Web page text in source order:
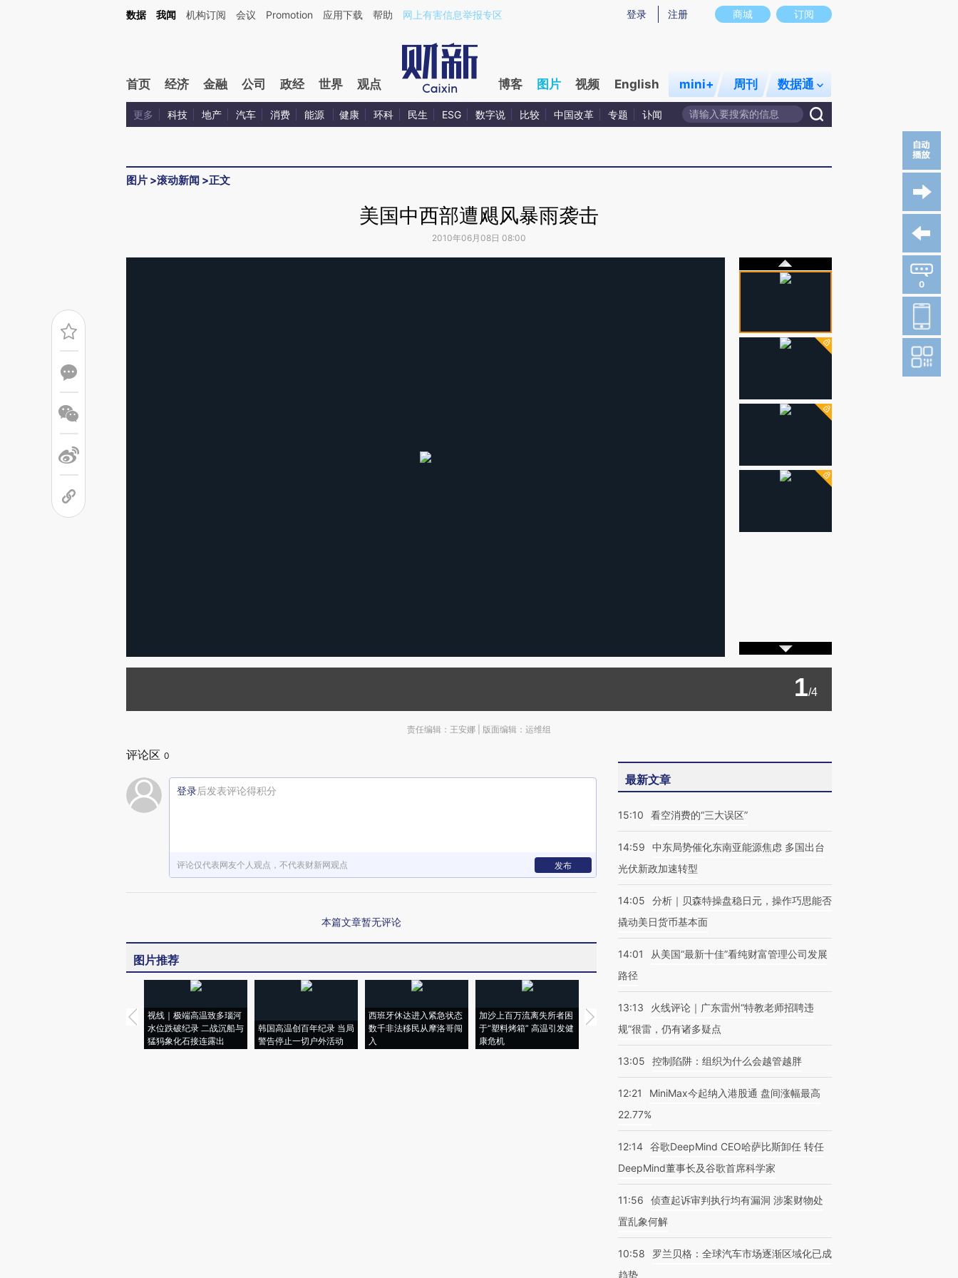
商城 订阅
登录 注册
数据 我闻 机构订阅 会议 Promotion 应用下载 帮助 网上有害信息举报专区
首页 经济 金融 公司 政经 世界 观点 博客 图片 视频 English mini+ 周刊 数据通
更多 科技 地产 汽车 消费 能源 健康 环科 民生 ESG 数字说 比较 中国改革 专题 讣闻
图片 >滚动新闻 >正文
美国中西部遭飓风暴雨袭击
2010年06月08日 08:00
0
1/4
责任编辑：王安娜 | 版面编辑：运维组
评论区 0
登录后发表评论得积分
评论仅代表网友个人观点，不代表财新网观点 发布
本篇文章暂无评论
图片推荐
视线｜极端高温致多瑙河
水位跌破纪录 二战沉船与
猛犸象化石接连露出
韩国高温创百年纪录 当局
警告停止一切户外活动
西班牙休达进入紧急状态
数千非法移民从摩洛哥闯
入
加沙上百万流离失所者困
于“塑料烤箱” 高温引发健
康危机
马航飞行员跨国走私7万
粒摇头丸 尿检体内含3种
视线｜HYROX的吸金
术：是什么让中产们甘
最新文章
15:10 看空消费的“三大误区”
14:59
中东局势催化东南亚能源焦虑 多国出台
光伏新政加速转型
14:05
分析｜贝森特操盘稳日元，操作巧思能否
撬动美日货币基本面
14:01
从美国“最新十佳”看纯财富管理公司发展
路径
13:13
火线评论｜广东雷州“特教老师招聘违
规”很雷，仍有诸多疑点
13:05 控制陷阱：组织为什么会越管越胖
12:21
MiniMax今起纳入港股通 盘间涨幅最高
22.77%
12:14 谷歌DeepMind CEO哈萨比斯卸任 转任
DeepMind董事长及谷歌首席科学家
11:56
侦查起诉审判执行均有漏洞 涉案财物处
置乱象何解
10:58
罗兰贝格：全球汽车市场逐渐区域化已成
趋势